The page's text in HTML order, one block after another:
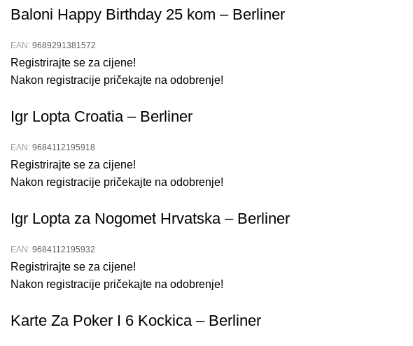
Baloni Happy Birthday 25 kom – Berliner
EAN: 9689291381572
Registrirajte se za cijene!
Nakon registracije pričekajte na odobrenje!
Igr Lopta Croatia – Berliner
EAN: 9684112195918
Registrirajte se za cijene!
Nakon registracije pričekajte na odobrenje!
Igr Lopta za Nogomet Hrvatska – Berliner
EAN: 9684112195932
Registrirajte se za cijene!
Nakon registracije pričekajte na odobrenje!
Karte Za Poker I 6 Kockica – Berliner